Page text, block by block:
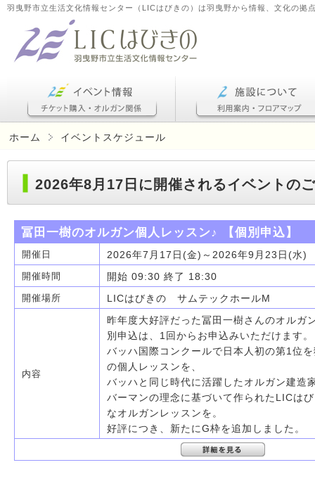
羽曳野市立生活文化情報センター（LICはびきの）は羽曳野から情報、文化の拠
ホーム イベントスケジュール
2026年8月17日に開催されるイベントの
冨田一樹のオルガン個人レッスン♪ 【個別申込】
開催日 2026年7月17日(金)～2026年9月23日(水)
開催時間 開始 09:30 終了 18:30
開催場所 LICはびきの サムテックホールM
内容
昨年度大好評だった冨田一樹さんのオルガ
別申込は、1回からお申込みいただけます。
バッハ国際コンクールで日本人初の第1位
の個人レッスンを、
バッハと同じ時代に活躍したオルガン建造
バーマンの理念に基づいて作られたLICは
なオルガンレッスンを。
好評につき、新たにG枠を追加しました。